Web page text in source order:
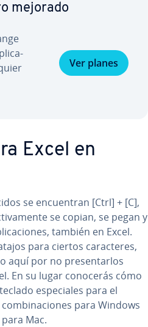
mejorado
Ver planes
Excel en
se en­cue­n­tran [Ctrl] + [C],
se copian, se pegan y
también en Excel.
para ciertos ca­ra­c­te­res,
aquí por no pre­se­n­tar­los
En su lugar conocerás cómo
es­pe­cia­les para el
para Windows
Mac.